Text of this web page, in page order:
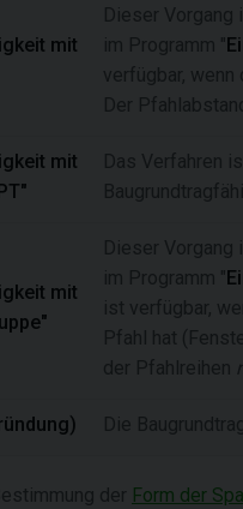
mit
Dieser Vorgang
im Programm "
verfügbar, wenn
Der
mit
Das Verfahren
mit
Dieser Vorgang
im Programm "
ist verfügbar,
Pfahl hat
der Pfahlreihen
Die
der Form der